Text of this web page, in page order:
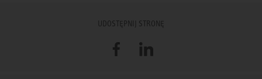
UDOSTĘPNIJ STRONĘ
FacebookLinkedIn